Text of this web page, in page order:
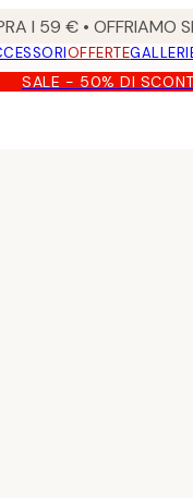
I 59 € • OFFRIAMO
OFFERTE
SALE - 50% DI